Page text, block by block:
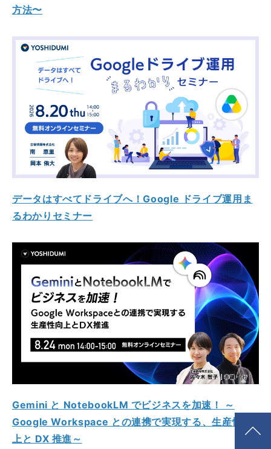
方法〜
データはすべてドライブへ！Google ドライブ運用ま
るわかりセミナー
Gemini と NotebookLM でビジネスを加速！ ～
Google Workspace との連携で実現する、生産性向
上と DX 推進～